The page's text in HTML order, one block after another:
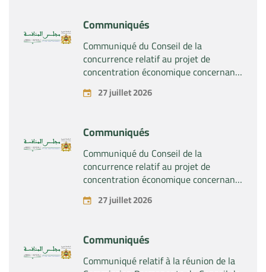
pharmaceutiques « Rilutek » et «
Sabril » détenus par la société « Sanofi
SA »
Communiqués
Communiqué du Conseil de la
concurrence relatif au projet de
concentration économique concernant
la prise du contrôle exclusif par la
société « Plastika Kritis SA » de la
27 juillet 2026
Communiqués
Communiqué du Conseil de la
concurrence relatif au projet de
concentration économique concernant
la prise par la société « Fives SAS » du
contrôle exclusif de la société « Aries
27 juillet 2026
Communiqués
Communiqué relatif à la réunion de la